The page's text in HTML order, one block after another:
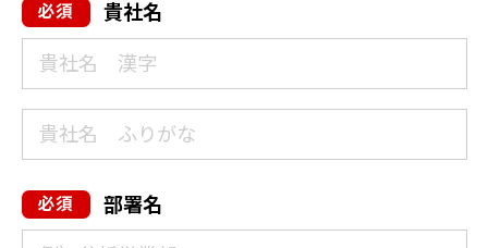
貴社名
部署名